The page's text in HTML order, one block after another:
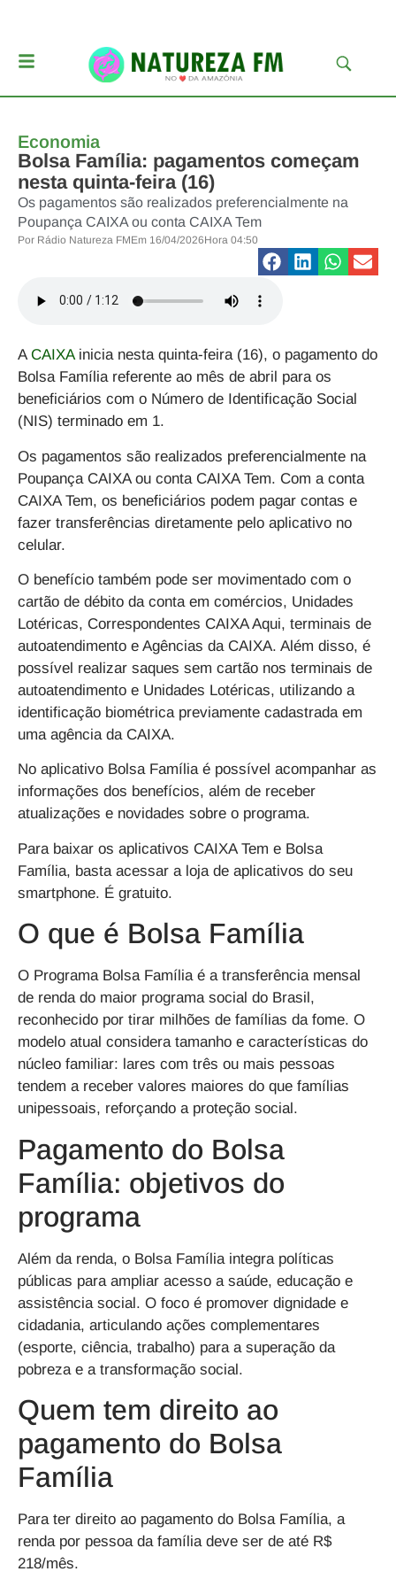
Economia
Bolsa Família: pagamentos começam
nesta quinta-feira (16)
Os pagamentos são realizados preferencialmente na
Poupança CAIXA ou conta CAIXA Tem
Por Rádio Natureza FMEm 16/04/2026Hora 04:50
ACAIXAinicia nesta quinta-feira (16), o pagamento do
Bolsa Família referente ao mês de abril para os
beneficiários com o Número de Identificação Social
(NIS) terminado em 1.
Os pagamentos são realizados preferencialmente na
Poupança CAIXA ou conta CAIXA Tem. Com a conta
CAIXA Tem, os beneficiários podem pagar contas e
fazer transferências diretamente pelo aplicativo no
celular.
O benefício também pode ser movimentado com o
cartão de débito da conta em comércios, Unidades
Lotéricas, Correspondentes CAIXA Aqui, terminais de
autoatendimento e Agências da CAIXA. Além disso, é
possível realizar saques sem cartão nos terminais de
autoatendimento e Unidades Lotéricas, utilizando a
identificação biométrica previamente cadastrada em
uma agência da CAIXA.
No aplicativo Bolsa Família é possível acompanhar as
informações dos benefícios, além de receber
atualizações e novidades sobre o programa.
Para baixar os aplicativos CAIXA Tem e Bolsa
Família, basta acessar a loja de aplicativos do seu
smartphone. É gratuito.
O que é Bolsa Família
O Programa Bolsa Famíliaé a transferência mensal
de renda do maior programa social do Brasil,
reconhecido por tirar milhões de famílias da fome. O
modelo atual considera tamanho e características do
núcleo familiar: lares com três ou mais pessoas
tendem a receber valores maiores do que famílias
unipessoais, reforçando a proteção social.
Pagamento do Bolsa
Família: objetivos do
programa
Além da renda, o Bolsa Família integra políticas
públicas para ampliar acesso a saúde, educação e
assistência social. O foco é promover dignidade e
cidadania, articulando ações complementares
(esporte, ciência, trabalho) para a superação da
pobreza e a transformação social.
Quem tem direito ao
pagamento do Bolsa
Família
Para ter direito ao pagamento do Bolsa Família, a
renda por pessoada família deve ser de até R$
218/mês.